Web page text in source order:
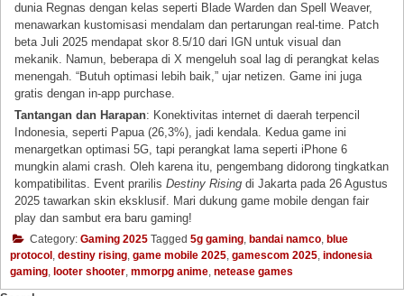
dunia Regnas dengan kelas seperti Blade Warden dan Spell Weaver,
menawarkan kustomisasi mendalam dan pertarungan real-time. Patch
beta Juli 2025 mendapat skor 8.5/10 dari IGN untuk visual dan
mekanik. Namun, beberapa di X mengeluh soal lag di perangkat kelas
menengah. “Butuh optimasi lebih baik,” ujar netizen. Game ini juga
gratis dengan in-app purchase.
Tantangan dan Harapan: Konektivitas internet di daerah terpencil
Indonesia, seperti Papua (26,3%), jadi kendala. Kedua game ini
menargetkan optimasi 5G, tapi perangkat lama seperti iPhone 6
mungkin alami crash. Oleh karena itu, pengembang didorong tingkatkan
kompatibilitas. Event prarilisDestiny Rising di Jakarta pada 26 Agustus
2025 tawarkan skin eksklusif. Mari dukung game mobile dengan fair
play dan sambut era baru gaming!
Category: Gaming 2025 Tagged 5g gaming, bandai namco, blue
protocol , destiny rising, game mobile 2025, gamescom 2025, indonesia
gaming, looter shooter, mmorpg anime, netease games